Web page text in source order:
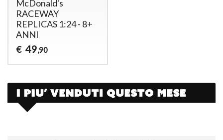
McDonald's
RACEWAY
REPLICAS 1:24 - 8+
ANNI
€ 49,90